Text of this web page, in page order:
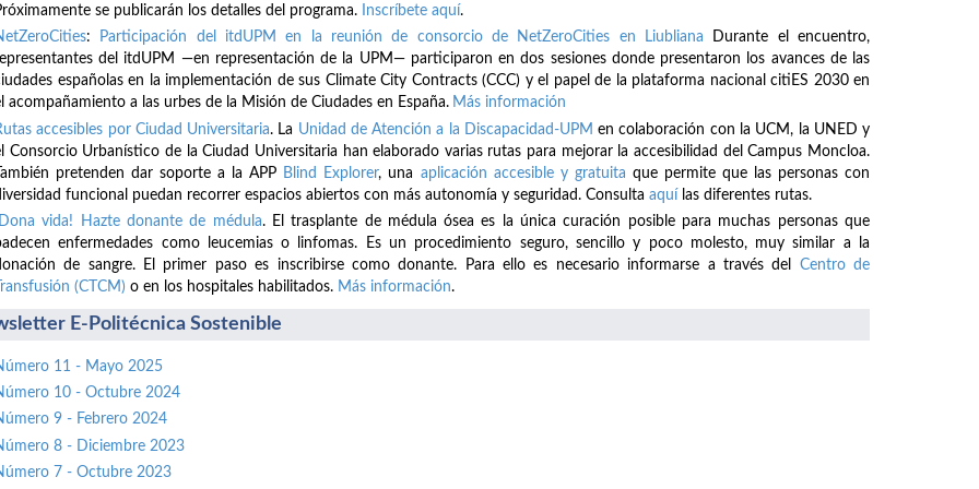
se publicarán los detalles del programa. Inscríbete aquí.
: Participación del itdUPM en la reunión de consorcio de NetZeroCities en Liubliana Durante el encuentro,
del itdUPM —en representación de la UPM— participaron en dos sesiones donde presentaron los avances de las
españolas en la implementación de sus Climate City Contracts (CCC) y el papel de la plataforma nacional citiES 2030 en
acompañamiento a las urbes de la Misión de Ciudades en España. Más información
accesibles por Ciudad Universitaria. La Unidad de Atención a la Discapacidad-UPM en colaboración con la UCM, la UNED y
Consorcio Urbanístico de la Ciudad Universitaria han elaborado varias rutas para mejorar la accesibilidad del Campus Moncloa.
pretenden dar soporte a la APP Blind Explorer, una aplicación accesible y gratuita que permite que las personas con
funcional puedan recorrer espacios abiertos con más autonomía y seguridad. Consulta aquí las diferentes rutas.
vida! Hazte donante de médula. El trasplante de médula ósea es la única curación posible para muchas personas que
enfermedades como leucemias o linfomas. Es un procedimiento seguro, sencillo y poco molesto, muy similar a la
de sangre. El primer paso es inscribirse como donante. Para ello es necesario informarse a través del Centro de
(CTCM) o en los hospitales habilitados. Más información.
E-Politécnica Sostenible
11 - Mayo 2025
10 - Octubre 2024
9 - Febrero 2024
8 - Diciembre 2023
7 - Octubre 2023